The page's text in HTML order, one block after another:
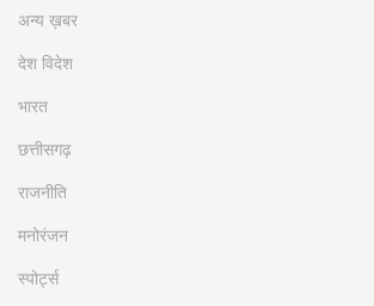
अन्य ख़बर
देश विदेश
भारत
छत्तीसगढ़
राजनीति
मनोरंजन
स्पोर्ट्स